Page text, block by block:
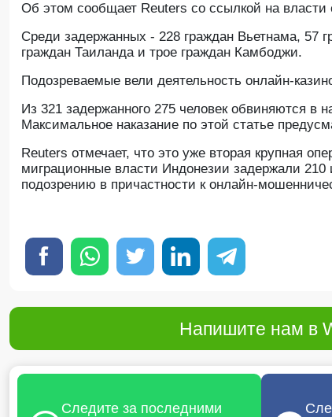
Об этом сообщает Reuters со ссылкой на власти
Среди задержанных - 228 граждан Вьетнама, 57
граждан Таиланда и трое граждан Камбоджи.
Подозреваемые вели деятельность онлайн-
Из 321 задержанного 275 человек обвиняются в
Максимальное наказание по этой статье
Reuters отмечает, что это уже вторая крупная
миграционные власти Индонезии задержали
подозрению в причастности к онлайн-
Напишите нам в
Следите за последними